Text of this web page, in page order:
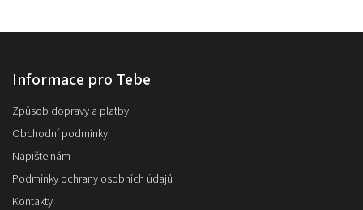
Informace pro Tebe
Způsob dopravy a platby
Obchodní podmínky
Napište nám
Podmínky ochrany osobních údajů
Kontakty